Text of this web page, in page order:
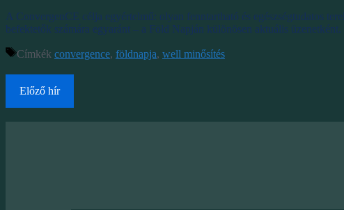
A ConvergenCE célja egyértelmű: olyan fenntartható és egészségtudatos
befektetők számára egyaránt – a Föld Napján különösen aktuális üzenetként.
Címkék convergence, földnapja, well minősítés
Előző hír